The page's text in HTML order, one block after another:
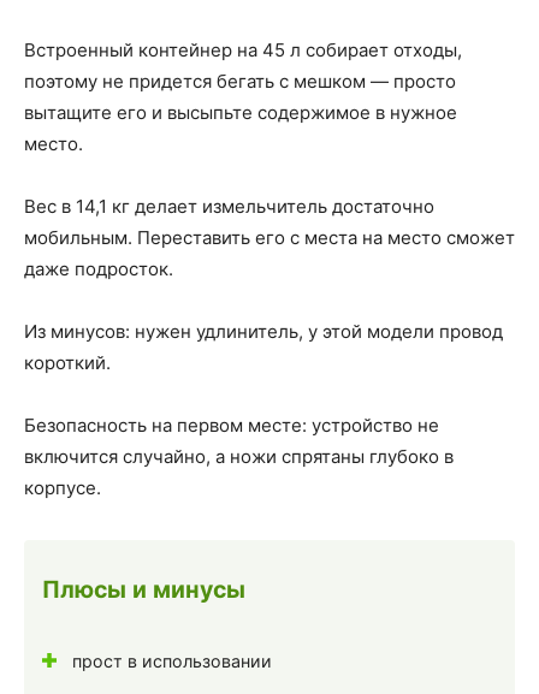
Встроенный контейнер на 45 л собирает отходы,
поэтому не придется бегать с мешком — просто
вытащите его и высыпьте содержимое в нужное
место.
Вес в 14,1 кг делает измельчитель достаточно
мобильным. Переставить его с места на место сможет
даже подросток.
Из минусов: нужен удлинитель, у этой модели провод
короткий.
Безопасность на первом месте: устройство не
включится случайно, а ножи спрятаны глубоко в
корпусе.
Плюсы и минусы
прост в использовании